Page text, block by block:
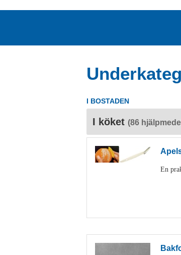
I BOSTADEN
I köket (86
En